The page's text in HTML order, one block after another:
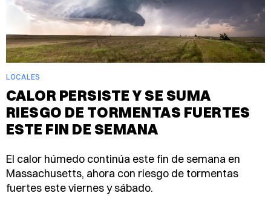
LOCALES
CALOR PERSISTE Y SE SUMA
RIESGO DE TORMENTAS FUERTES
ESTE FIN DE SEMANA
El calor húmedo continúa este fin de semana en
Massachusetts, ahora con riesgo de tormentas
fuertes este viernes y sábado.